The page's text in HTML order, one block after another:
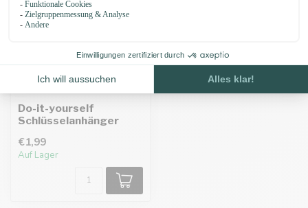
Do-it-yourself
Schlüsselanhänger
€1,99
Auf Lager